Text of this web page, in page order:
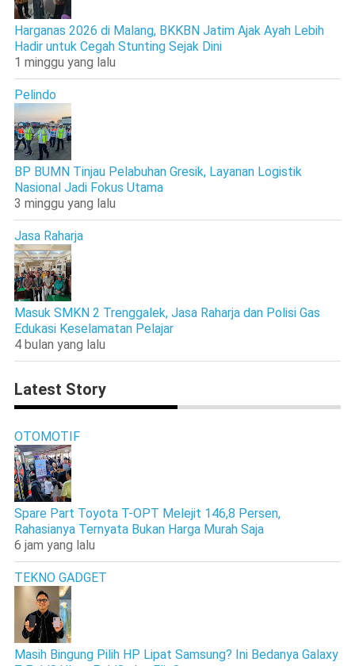
Harganas 2026 di Malang, BKKBN Jatim Ajak Ayah Lebih
Hadir untuk Cegah Stunting Sejak Dini
1 minggu yang lalu
Pelindo
BP BUMN Tinjau Pelabuhan Gresik, Layanan Logistik
Nasional Jadi Fokus Utama
3 minggu yang lalu
Jasa Raharja
Masuk SMKN 2 Trenggalek, Jasa Raharja dan Polisi Gas
Edukasi Keselamatan Pelajar
4 bulan yang lalu
Latest Story
OTOMOTIF
Spare Part Toyota T-OPT Melejit 146,8 Persen,
Rahasianya Ternyata Bukan Harga Murah Saja
6 jam yang lalu
TEKNO GADGET
Masih Bingung Pilih HP Lipat Samsung? Ini Bedanya Galaxy